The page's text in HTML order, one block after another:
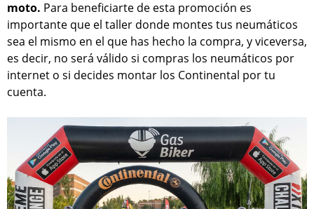
moto. Para beneficiarte de esta promoción es
importante que el taller donde montes tus neumáticos
sea el mismo en el que has hecho la compra, y viceversa,
es decir, no será válido si compras los neumáticos por
internet o si decides montar los Continental por tu
cuenta.